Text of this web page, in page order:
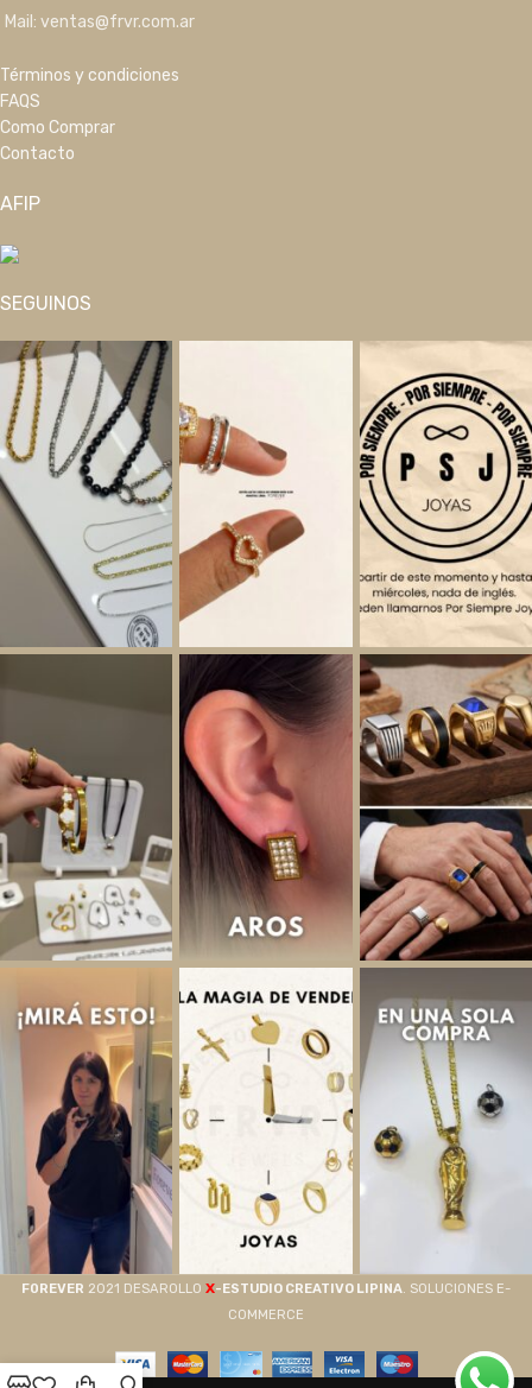
Mail: ventas@frvr.com.ar
Términos y condiciones
FAQS
Como Comprar
Contacto
AFIP
SEGUINOS
F0REVER 2021 DESAROLLO X-ESTUDIO CREATIVO LIPINA. SOLUCIONES E-
COMMERCE